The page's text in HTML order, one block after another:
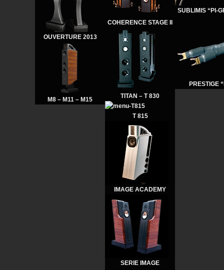
OUVERTURE 2013
M8 – M11 – M15
COHERENCE STAGE II
TITAN – T 830
T 815
IMAGE ACADEMY
SERIE IMAGE
SUBLIMIS “PI-
PRESTIGE